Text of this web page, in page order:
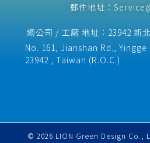
郵件地址：
總公司 / 工廠 地址：23942 新
No. 161, Jianshan Rd.,
23942 , Taiwan (R.O.C.)​
© 2026 LION Green Design Co.,